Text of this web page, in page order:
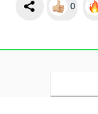
0